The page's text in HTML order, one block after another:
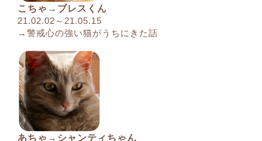
こちゃ→ブレスくん
21.02.02～21.05.15
→警戒心の強い猫がうちにきた話
あちゃ→シャンティちゃん